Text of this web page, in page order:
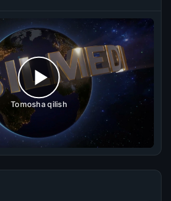
Tomosha qilish